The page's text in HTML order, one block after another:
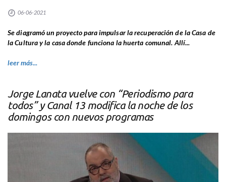
06-06-2021
Se diagramó un proyecto para impulsar la recuperación de la Casa de
la Cultura y la casa donde funciona la huerta comunal. Allí...
leer más...
Jorge Lanata vuelve con “Periodismo para
todos” y Canal 13 modifica la noche de los
domingos con nuevos programas